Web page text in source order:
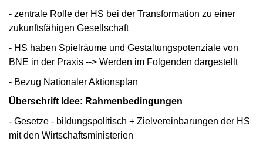
- zentrale Rolle der HS bei der Transformation zu einer
zukunftsfähigen Gesellschaft
- HS haben Spielräume und Gestaltungspotenziale von
BNE in der Praxis --> Werden im Folgenden dargestellt
- Bezug Nationaler Aktionsplan
Überschrift Idee: Rahmenbedingungen
- Gesetze - bildungspolitisch + Zielvereinbarungen der HS
mit den Wirtschaftsministerien